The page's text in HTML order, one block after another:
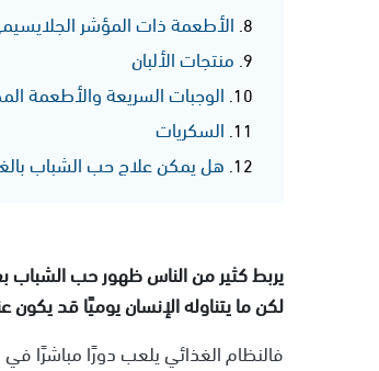
الأطعمة ذات المؤشر
منتجات الألبان
الوجبات السريعة والأطعمة
السكريات
هل يمكن علاج حب الشباب
يربط كثير من الناس ظهور حب الشباب
لكن ما يتناوله الإنسان يوميًا قد يكون
فالنظام الغذائي يلعب دورًا مباشرًا